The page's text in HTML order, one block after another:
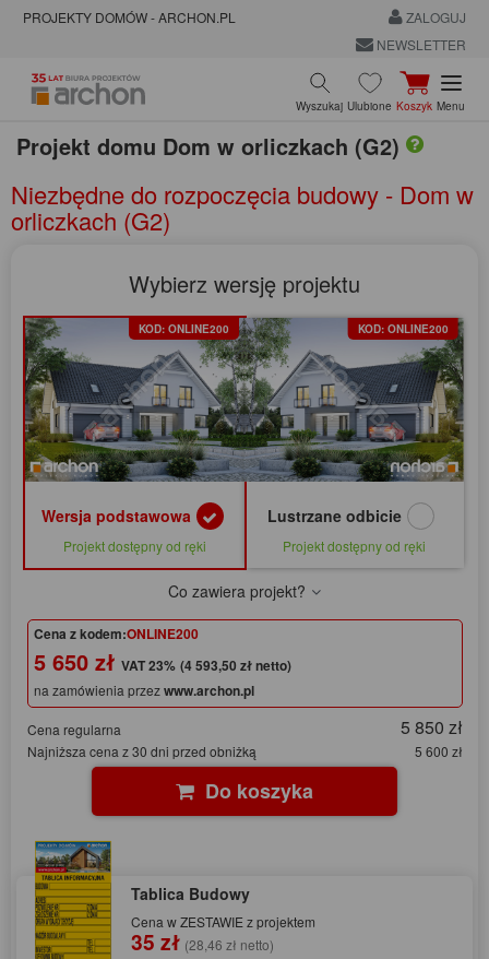
PROJEKTY DOMÓW - ARCHON.PL
ZALOGUJ
NEWSLETTER
Wyszukaj Ulubione Koszyk Menu
Projekt domu Dom w orliczkach (G2)
Niezbędne do rozpoczęcia budowy - Dom w
orliczkach (G2)
Wybierz wersję projektu
KOD: ONLINE200
Wersja podstawowa
Projekt dostępny od ręki
KOD: ONLINE200
Lustrzane odbicie
Projekt dostępny od ręki
Co zawiera projekt?
Cena z kodem:ONLINE200
5 650 zł (4 593,50 zł netto)
na zamówienia przezwww.archon.pl
Cena regularna 5 850 zł
Najniższa cena z 30 dni przed obniżką 5 600 zł
Do koszyka
Tablica Budowy
Cena w ZESTAWIE z projektem
35 zł (28,46 zł netto)